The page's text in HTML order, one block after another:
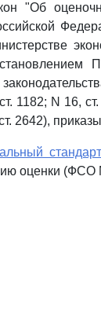
"Об
1182; N 16,
2642),
стандарт
оценки (ФСО